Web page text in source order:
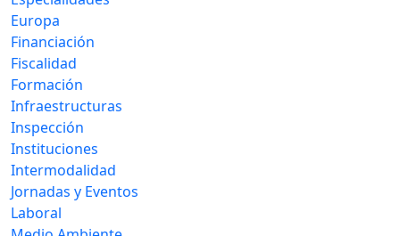
Europa
Financiación
Fiscalidad
Formación
Infraestructuras
Inspección
Instituciones
Intermodalidad
Jornadas y Eventos
Laboral